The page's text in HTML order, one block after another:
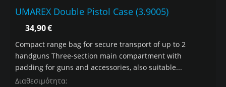
UMAREX Double Pistol Case (3.9005)
34,90€
Compact range bag for secure transport of up to 2
handguns Three-section main compartment with
padding for guns and accessories, also suitable...
Διαθεσιμότητα: